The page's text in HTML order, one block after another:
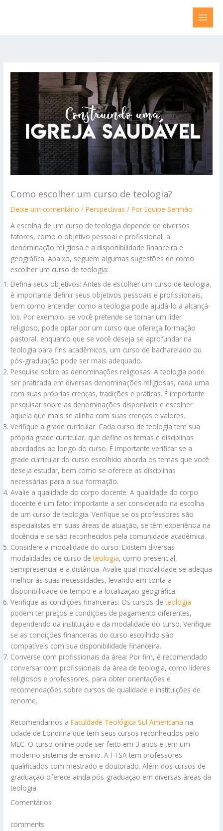
Como escolher um curso de teologia?
Deixe um comentário /Perspectivas / PorEquipe Sermão
A escolha de um curso de teologia depende de diversos
fatores, como o objetivo pessoal e profissional, a
denominação religiosa e a disponibilidade financeira e
geográfica. Abaixo, seguem algumas sugestões de como
escolher um curso de teologia:
Defina seus objetivos: Antes de escolher um curso de teologia,
é importante definir seus objetivos pessoais e profissionais,
bem como entender como a teologia pode ajudá-lo a alcançá-
los. Por exemplo, se você pretende se tornar um líder
religioso, pode optar por um curso que ofereça formação
pastoral, enquanto que se você deseja se aprofundar na
teologia para fins acadêmicos, um curso de bacharelado ou
pós-graduação pode ser mais adequado.
Pesquise sobre as denominações religiosas: A teologia pode
ser praticada em diversas denominações religiosas, cada uma
com suas próprias crenças, tradições e práticas. É importante
pesquisar sobre as denominações disponíveis e escolher
aquela que mais se alinha com suas crenças e valores.
Verifique a grade curricular: Cada curso de teologia tem sua
própria grade curricular, que define os temas e disciplinas
abordados ao longo do curso. É importante verificar se a
grade curricular do curso escolhido aborda os temas que você
deseja estudar, bem como se oferece as disciplinas
necessárias para a sua formação.
Avalie a qualidade do corpo docente: A qualidade do corpo
docente é um fator importante a ser considerado na escolha
de um curso de teologia. Verifique se os professores são
especialistas em suas áreas de atuação, se têm experiência na
docência e se são reconhecidos pela comunidade acadêmica.
Considere a modalidade do curso: Existem diversas
modalidades de curso deteologia, como presencial,
semipresencial e a distância. Avalie qual modalidade se adequa
melhor às suas necessidades, levando em conta a
disponibilidade de tempo e a localização geográfica.
Verifique as condições financeiras: Os cursos deteologia
podem ter preços e condições de pagamento diferentes,
dependendo da instituição e da modalidade do curso. Verifique
se as condições financeiras do curso escolhido são
compatíveis com sua disponibilidade financeira.
Converse com profissionais da área: Por fim, é recomendado
conversar com profissionais da área de teologia, como líderes
religiosos e professores, para obter orientações e
recomendações sobre cursos de qualidade e instituições de
renome.
Recomendamos aFaculdade Teológica Sul Americana na
cidade de Londrina que tem seus cursos reconhecidos pelo
MEC. O curso online pode ser feito em 3 anos e tem um
moderno sistema de ensino. A FTSA tem professores
qualificados com mestrado e doutorado. Além dos cursos de
graduação oferece ainda pós-graduação em diversas áreas da
teologia.
Comentários
comments